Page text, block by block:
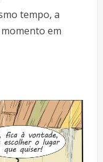
tempo, a
em